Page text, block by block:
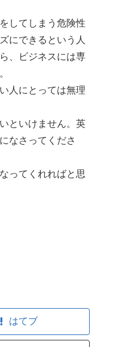
してしまう危険性
にできるという人
、ビジネスには専
人にとっては無理
といけません。英
なさってくださ
ってくれればと思
はてブ